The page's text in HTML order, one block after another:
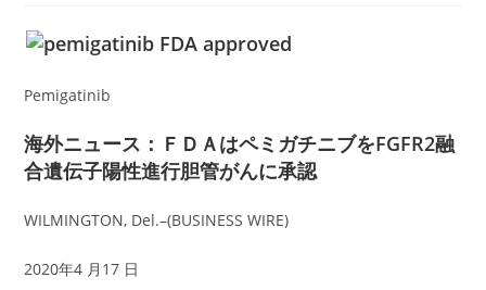
Pemigatinib
海外ニュース：ＦＤＡはペミガチニブをFGFR2融
合遺伝子陽性進行胆管がんに承認
WILMINGTON, Del.–(BUSINESS WIRE)
2020年4 月17 日